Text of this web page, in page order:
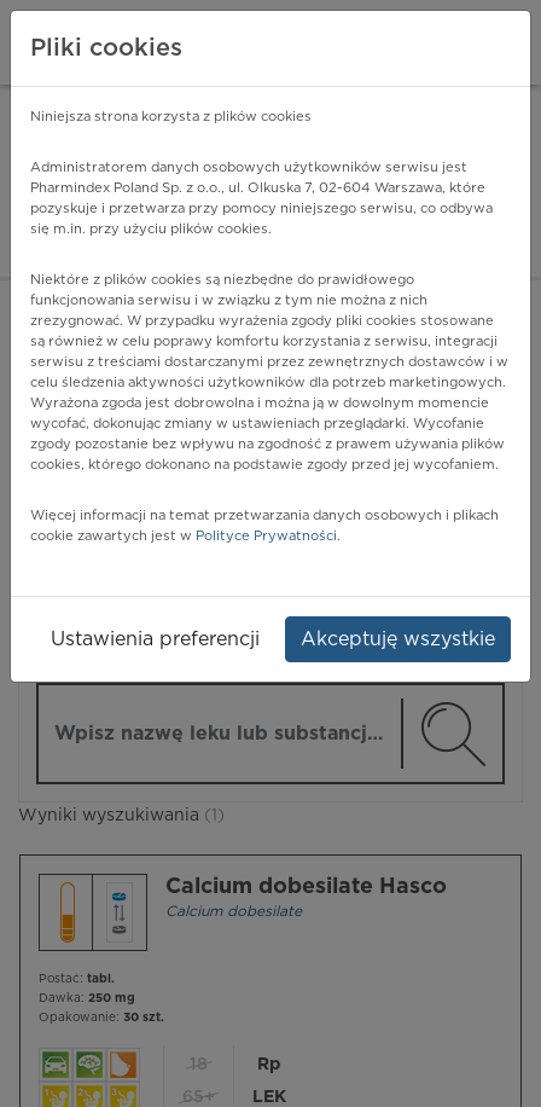
Pharmindex - lider
ZALOGUJ SIĘ
POKAŻ FILTRY
Pharmindex
Wyniki wyszukiwania (1)
Calcium dobesilate Hasco
Calcium dobesilate
Postać: tabl.
Dawka: 250 mg
Opakowanie: 30 szt.
18
65+
Rp
LEK
Pliki cookies
Niniejsza strona korzysta z plików cookies
Administratorem danych osobowych użytkowników serwisu jest
Pharmindex Poland Sp. z o.o., ul. Olkuska 7, 02-604 Warszawa, które
pozyskuje i przetwarza przy pomocy niniejszego serwisu, co odbywa
się m.in. przy użyciu plików cookies.
Niektóre z plików cookies są niezbędne do prawidłowego
funkcjonowania serwisu i w związku z tym nie można z nich
zrezygnować. W przypadku wyrażenia zgody pliki cookies stosowane
są również w celu poprawy komfortu korzystania z serwisu, integracji
serwisu z treściami dostarczanymi przez zewnętrznych dostawców i w
celu śledzenia aktywności użytkowników dla potrzeb marketingowych.
Wyrażona zgoda jest dobrowolna i można ją w dowolnym momencie
wycofać, dokonując zmiany w ustawieniach przeglądarki. Wycofanie
zgody pozostanie bez wpływu na zgodność z prawem używania plików
cookies, którego dokonano na podstawie zgody przed jej wycofaniem.
Więcej informacji na temat przetwarzania danych osobowych i plikach
cookie zawartych jest w Polityce Prywatności.
Ustawienia preferencji Akceptuję wszystkie
ZA DARMO - w Google Play INSTALUJ